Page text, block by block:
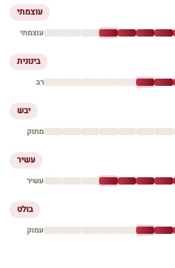
עוצמתי
עוצמתי
בינונית
רב
יבש
מתוק
עשיר
עשיר
בולט
עמוק